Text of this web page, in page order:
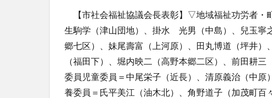
【市社会福祉協議会長表彰】▽地域福祉功労者・
生駒学（津山団地）、掛水 光男（中島）、兒玉寧
郷七区）、妹尾壽富（上河原）、田丸博道（坪井）
（福田下）、堀内映二（高野本郷二区）、前田耕
委員児童委員＝中尾栄子（近長）、清原義治（中
養委員＝氏平美江（油木北）、角野道子（加茂町